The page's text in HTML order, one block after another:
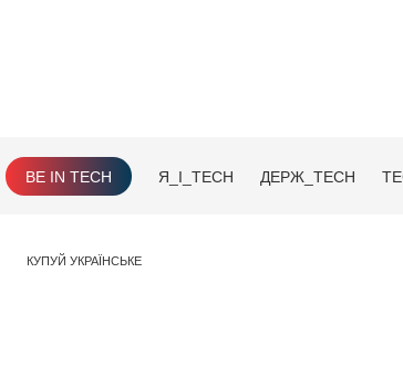
BE IN TECH Я_І_TECH ДЕРЖ_TECH
КУПУЙ УКРАЇНСЬКЕ